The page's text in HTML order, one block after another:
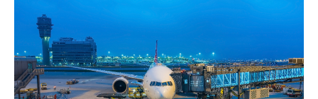
Külföldre
Költözünk!
Kaland -